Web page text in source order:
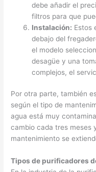
debe añadir el
filtros para que
Instalación: Estos
debajo del
el modelo
desagüe y una
complejos, el
Por otra parte, también
según el tipo de
agua está muy
cambio cada tres meses
mantenimiento se
Tipos de purificadores